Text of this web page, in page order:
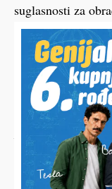
suglasnosti za
prilozi sastavni
preuzeti na
Infrastrukturete
učenike
Rok za prijavu
VIŠE NA
FOTO ilustracija